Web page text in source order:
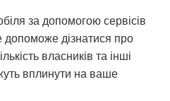
за допомогою сервісів
дізнатися про
власників та інші
вплинути на ваше